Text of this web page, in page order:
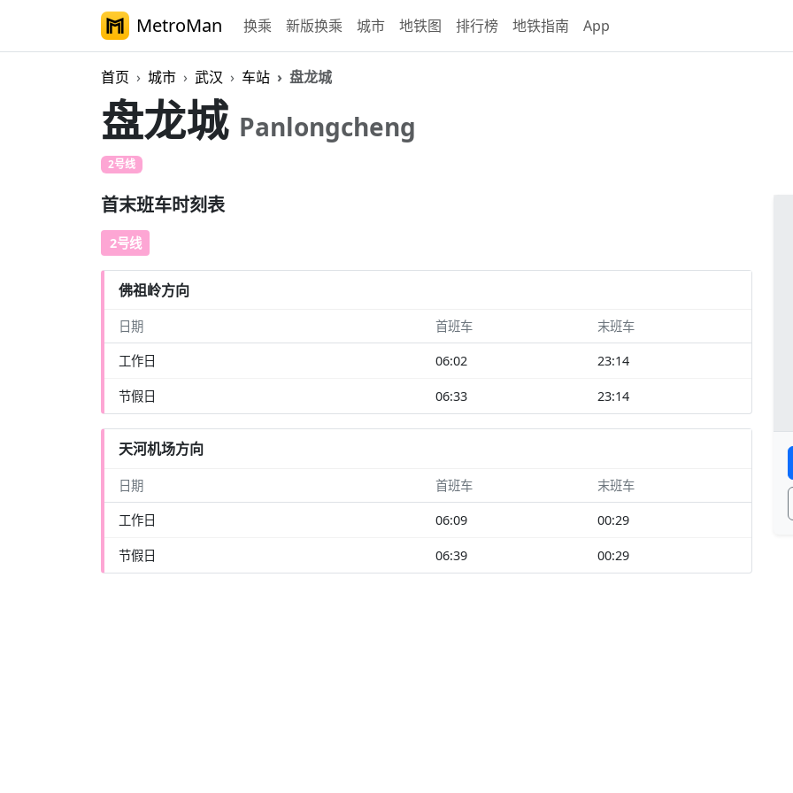
MetroMan 换乘 新版换乘 城市 地铁图 排行榜 地铁指南 App
首页 城市 武汉 车站 盘龙城
盘龙城 Panlongcheng
2号线
首末班车时刻表
2号线
佛祖岭方向
日期 首班车 末班车
工作日 06:02 23:14
节假日 06:33 23:14
天河机场方向
日期 首班车 末班车
工作日 06:09 00:29
节假日 06:39 00:29